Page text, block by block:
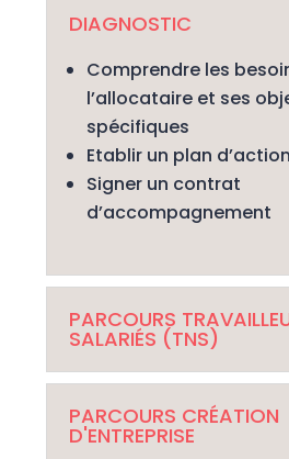
DIAGNOSTIC
Comprendre les
l’allocataire et ses
spécifiques
Etablir un plan
Signer un contrat
d’accompagnement
PARCOURS
SALARIÉS (TNS)
PARCOURS CRÉATION
D'ENTREPRISE